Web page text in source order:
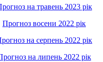
на травень 2023 рік
Прогноз восени 2022 рік
на серпень 2022 рік
на липень 2022 рік